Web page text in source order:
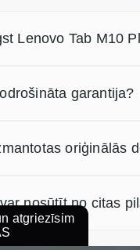
Lenovo Tab M10
garantija?
oriģinālās
nosūtīt no citas
atgriezīsim